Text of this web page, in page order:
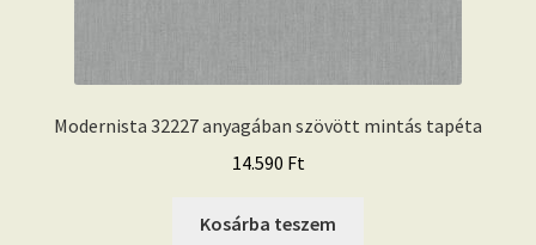
Modernista 32227 anyagában szövött mintás tapéta
14.590 Ft
Kosárba teszem